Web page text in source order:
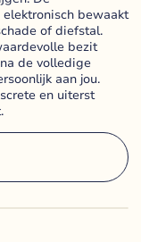
bewaakt
of diefstal.
bezit
de volledige
aan jou.
en uiterst